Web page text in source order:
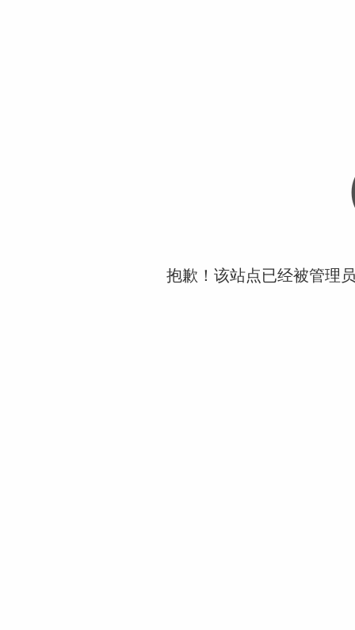
抱歉！该站点已经被管理